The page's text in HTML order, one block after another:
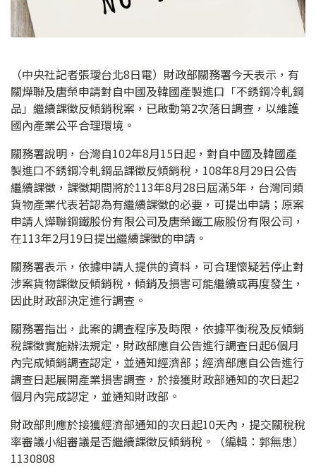
（中央社記者張璦台北8日電）財政部關務署今天表示，有
關燁聯及唐榮申請對自中國及韓國產製進口「不銹鋼冷軋鋼
品」繼續課徵反傾銷稅案，已啟動第2次落日調查，以維護
國內產業公平合理環境。
關務署說明，台灣自102年8月15日起，對自中國及韓國產
製進口不銹鋼冷軋鋼品課徵反傾銷稅，108年8月29日公告
繼續課徵，課徵期間將於113年8月28日屆滿5年，台灣同類
貨物產業代表若認為有繼續課徵的必要，可提出申請；原案
申請人燁聯鋼鐵股份有限公司及唐榮鐵工廠股份有限公司，
在113年2月19日提出繼續課徵的申請。
關務署表示，依據申請人提供的資料，可合理懷疑若停止對
涉案貨物課徵反傾銷稅，傾銷及損害可能繼續或再度發生，
因此財政部決定進行調查。
關務署指出，此案的調查程序及時限，依據平衡稅及反傾銷
稅課徵實施辦法規定，財政部應自公告進行調查日起6個月
內完成傾銷調查認定，並通知經濟部；經濟部應自公告進行
調查日起展開產業損害調查，於接獲財政部通知的次日起2
個月內完成認定，並通知財政部。
財政部則應於接獲經濟部通知的次日起10天內，提交關稅稅
率審議小組審議是否繼續課徵反傾銷稅。（編輯：郭無患）
1130808